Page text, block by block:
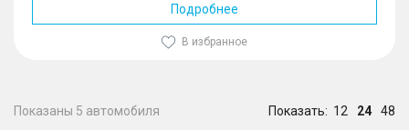
Подробнее
В избранное
Показаны 5 автомобиля Показать: 12 24 48